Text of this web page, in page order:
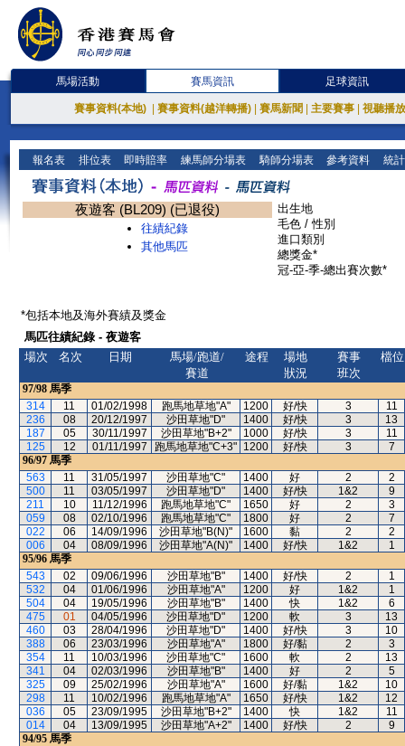
馬場活動 賽馬資訊 足球資訊
賽事資料(本地) 賽事資料(越洋轉播) 賽馬新聞 主要賽事 視聽播
報名表 排位表 即時賠率 練馬師分場表 騎師分場表 參考資料 統
夜遊客 (BL209) (已退役)
往績紀錄
其他馬匹
出生地
毛色 / 性別
進口類別
總獎金*
冠-亞-季-總出賽次數*
*包括本地及海外賽績及獎金
馬匹往績紀錄 - 夜遊客
場次
名次 日期
馬場/跑道/
賽道
途程
場地
狀況
賽事
班次
檔位
97/98 馬季
314
11 01/02/1998 跑馬地草地"A" 1200 好/快 3
11
236
08 20/12/1997 沙田草地"D" 1400 好/快 3
13
187
05 30/11/1997 沙田草地"B+2" 1000 好/快 3
11
125
12 01/11/1997 跑馬地草地"C+3" 1200 好/快 3
7
96/97 馬季
563
11 31/05/1997 沙田草地"C" 1400 好 2
2
500
11 03/05/1997 沙田草地"D" 1400 好/快 1&2
9
211
10 11/12/1996 跑馬地草地"C" 1650 好 2
3
059
08 02/10/1996 跑馬地草地"C" 1800 好 2
7
022
06 14/09/1996 沙田草地"B(N)" 1600 黏 2
2
006
04 08/09/1996 沙田草地"A(N)" 1400 好/快 1&2
1
95/96 馬季
543
02 09/06/1996 沙田草地"B" 1400 好/快 2
1
532
04 01/06/1996 沙田草地"A" 1200 好 1&2
1
504
04 19/05/1996 沙田草地"B" 1400 快 1&2
6
475
01 04/05/1996 沙田草地"D" 1200 軟 3
13
460
03 28/04/1996 沙田草地"D" 1400 好/快 3
10
388
06 23/03/1996 沙田草地"A" 1800 好/黏 2
3
354
11 10/03/1996 沙田草地"C" 1600 軟 2
13
341
04 02/03/1996 沙田草地"B" 1400 好 2
5
325
09 25/02/1996 沙田草地"A" 1600 好/黏 1&2
10
298
11 10/02/1996 跑馬地草地"A" 1650 好/快 1&2
12
036
05 23/09/1995 沙田草地"B+2" 1400 快 1&2
11
014
04 13/09/1995 沙田草地"A+2" 1400 好/快 2
9
94/95 馬季